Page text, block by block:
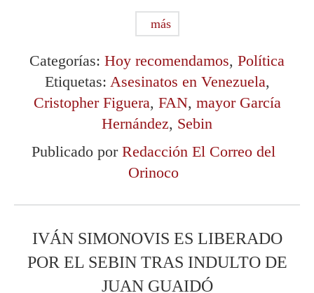
más
Categorías: Hoy recomendamos, Política
Etiquetas: Asesinatos en Venezuela,
Cristopher Figuera, FAN, mayor García
Hernández, Sebin
Publicado por Redacción El Correo del
Orinoco
IVÁN SIMONOVIS ES LIBERADO
POR EL SEBIN TRAS INDULTO DE
JUAN GUAIDÓ